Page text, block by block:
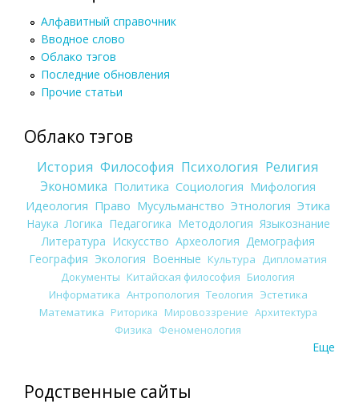
Алфавитный справочник
Вводное слово
Облако тэгов
Последние обновления
Прочие статьи
Облако тэгов
История Философия Психология Религия
Экономика Политика Социология Мифология
Идеология Право Мусульманство Этнология Этика
Наука Логика Педагогика Методология Языкознание
Литература Искусство Археология Демография
География Экология Военные Культура
Дипломатия
Документы Китайская философия Биология
Информатика Антропология Теология Эстетика
Математика Риторика Мировоззрение Архитектура
Физика Феноменология
Еще
Родственные сайты